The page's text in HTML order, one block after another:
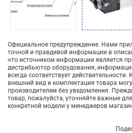
Официальное предупреждение. Нами
точной и правдивой информации в
что источником информации является
дистрибьютор оборудования,
всегда соответствует действительности.
внешний вид и комплектация товара
производителем без уведомления.
товар, пожалуйста, уточняйте важные
конкретной модели у менеджеров